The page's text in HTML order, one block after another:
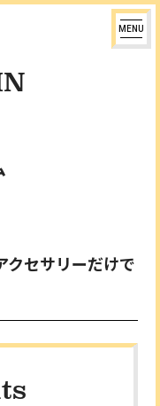
MENU
クセサリーだけで